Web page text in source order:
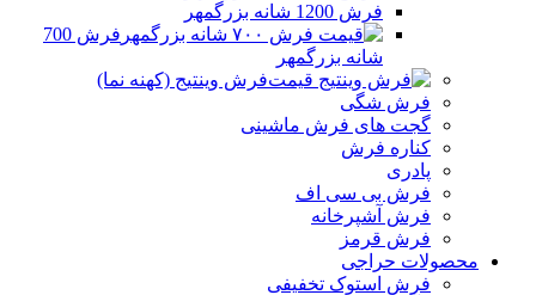
فرش 1200 شانه بزرگمهر
فرش 700
شانه بزرگمهر
فرش وینتیج (کهنه نما)
فرش شگی
گجت های فرش ماشینی
کناره فرش
پادری
فرش بی سی اف
فرش آشپرخانه
فرش قرمز
محصولات حراجی
فرش استوک تخفیفی